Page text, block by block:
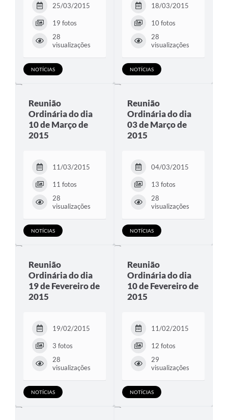
25/03/2015
19 fotos
28
visualizações
NOTÍCIAS
18/03/2015
10 fotos
28
visualizações
NOTÍCIAS
Reunião
Ordinária do dia
10 de Março de
2015
11/03/2015
11 fotos
28
visualizações
NOTÍCIAS
Reunião
Ordinária do dia
03 de Março de
2015
04/03/2015
13 fotos
28
visualizações
NOTÍCIAS
Reunião
Ordinária do dia
19 de Fevereiro de
2015
19/02/2015
3 fotos
28
visualizações
NOTÍCIAS
Reunião
Ordinária do dia
10 de Fevereiro de
2015
11/02/2015
12 fotos
29
visualizações
NOTÍCIAS